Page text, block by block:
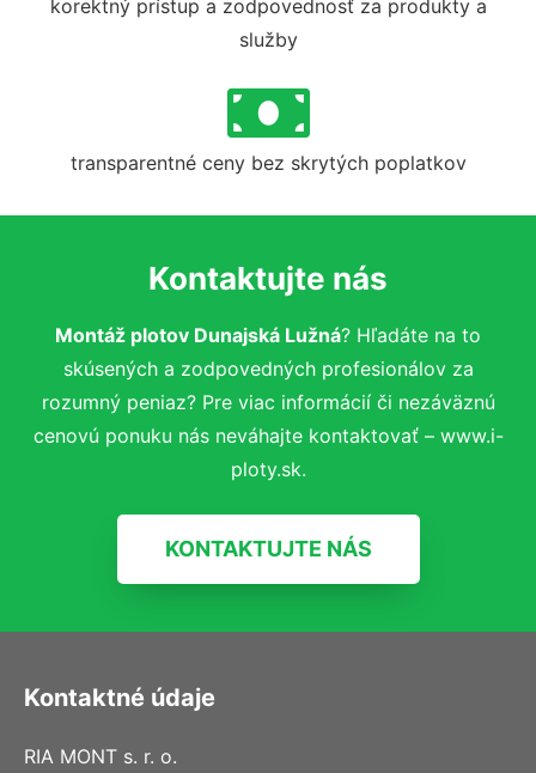
korektný prístup a zodpovednosť za produkty a
služby
transparentné ceny bez skrytých poplatkov
Kontaktujte nás
Montáž plotov Dunajská Lužná? Hľadáte na to
skúsených a zodpovedných profesionálov za
rozumný peniaz? Pre viac informácií či nezáväznú
cenovú ponuku nás neváhajte kontaktovať – www.i-
ploty.sk.
KONTAKTUJTE NÁS
Kontaktné údaje
RIA MONT s. r. o.